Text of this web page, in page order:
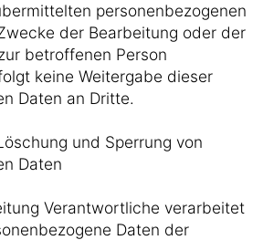
personenbezogenen
der Bearbeitung oder der
betroffenen Person
keine Weitergabe dieser
Daten an Dritte.
und Sperrung von
Daten
Verantwortliche verarbeitet
Daten der